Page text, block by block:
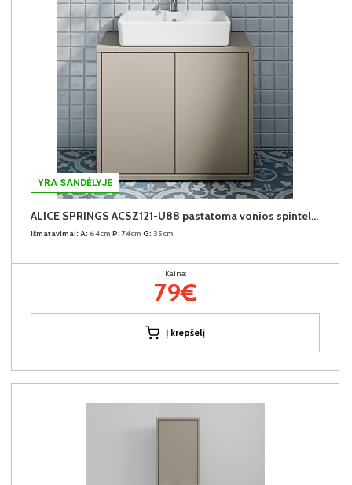
YRA SANDĖLYJE
ALICE SPRINGS ACSZ121-U88 pastatoma vonios spintelė praustuvui
Išmatavimai: A: 64cm P: 74cm G: 35cm
Kaina:
79€
Į krepšelį